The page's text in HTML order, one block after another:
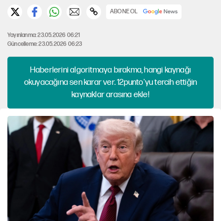
ABONE OL
Yayınlanma: 23.05.2026 06:21
Güncelleme: 23.05.2026 06:23
Haberlerini algoritmaya bırakma, hangi kaynağı
okuyacağına sen karar ver. 12punto'yu tercih ettiğin
kaynaklar arasına ekle!